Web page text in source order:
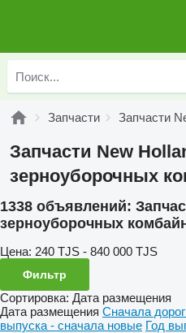
Запчасти Запчасти
Запчасти New
зерноуборочных
1338 объявлений:
зерноуборочных
Цена: 240 TJS - 840 000 TJS
Фильтр
Сортировка: Дата размещения
Дата размещения Сначала
выпуска - сначала новые Год